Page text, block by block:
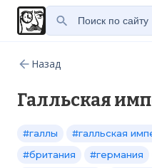
Назад
Галльская
#галлы #галльская
#британия
#германия